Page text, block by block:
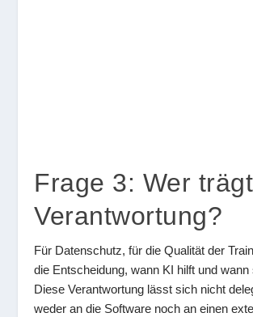
Frage 3: Wer
Verantwortung?
Für Datenschutz, für die Qualität der
die Entscheidung, wann KI hilft und wann
Diese Verantwortung lässt sich nicht
weder an die Software noch an einen